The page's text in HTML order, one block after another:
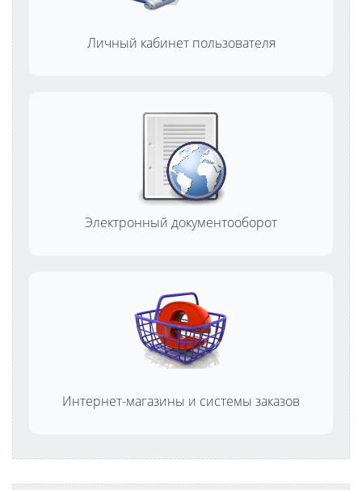
Личный кабинет пользователя
Электронный документооборот
Интернет-магазины и системы заказов